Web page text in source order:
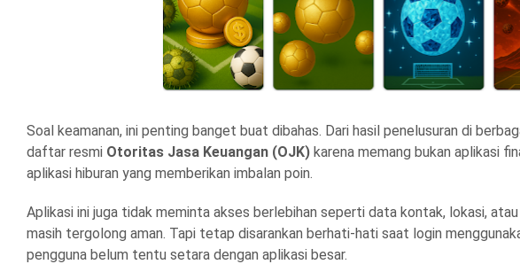
Soal keamanan, ini penting banget buat dibahas. Dari hasil penelusuran di
daftar resmi Otoritas Jasa Keuangan (OJK) karena memang bukan aplikasi
aplikasi hiburan yang memberikan imbalan poin.
Aplikasi ini juga tidak meminta akses berlebihan seperti data kontak, lokasi,
masih tergolong aman. Tapi tetap disarankan berhati-hati saat login
pengguna belum tentu setara dengan aplikasi besar.